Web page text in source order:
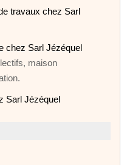
travaux chez Sarl
chez Sarl Jézéquel
maison
Sarl Jézéquel